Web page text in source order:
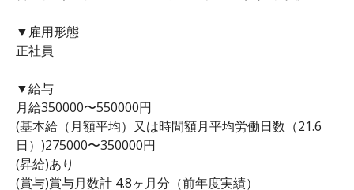
▼雇用形態
正社員
▼給与
月給350000〜550000円
(基本給（月額平均）又は時間額月平均労働日数（21.6
日）)275000〜350000円
(昇給)あり
(賞与)賞与月数計 4.8ヶ月分（前年度実績）